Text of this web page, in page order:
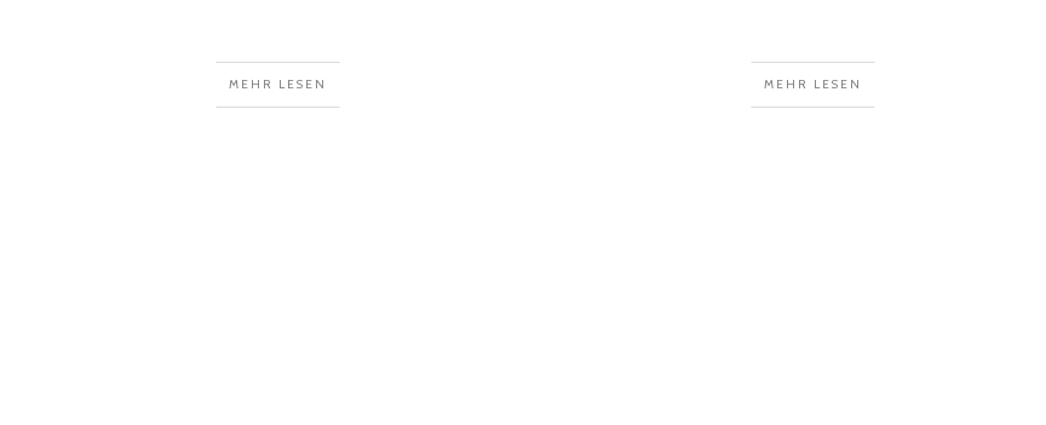
MEHR LESEN MEHR LESEN